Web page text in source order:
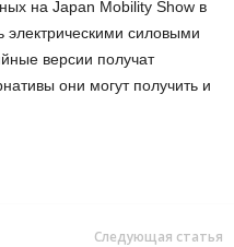
на Japan Mobility Show в
электрическими силовыми
версии получат
они могут получить и
Следующая статья